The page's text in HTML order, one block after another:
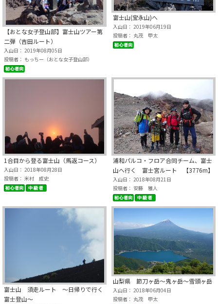
【おとな女子登山部】富士山ツアー第
二弾（吉田ルート）
入山日： 2019年08月05日
投稿者： もっちー（おとな女子登山部）
富士山(宝永山)へ
入山日： 2019年06月19日
投稿者： 丸茂 甲太
1合目から登る富士山（馬返コース）
入山日： 2018年08月28日
投稿者： 米村 成史
浦和パルコ・フロア合同チーム、富士
山へ行く 富士宮ルート 【3776m】
入山日： 2018年08月21日
投稿者： 安藤 雅人
富士山 須走ルート ～日帰りで行く
富士登山～
山梨県 節刀ヶ岳～鬼ヶ岳～雪頭ヶ岳
入山日： 2018年06月04日
投稿者： 丸茂 甲太